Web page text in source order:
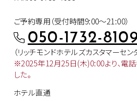
ご予約専用（受付時間9:00～21:00）
050-1732-
（リッチモンドホテルズカスタマーセン
※2025年12月25日(木)0:00より、電
した。
ホテル直通